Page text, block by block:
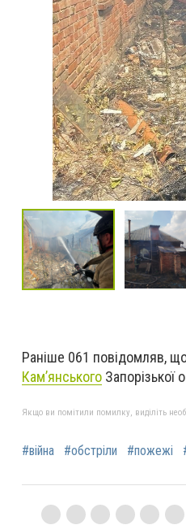
Раніше 061 повідомляв,
Кам’янського Запорізької
Якщо ви помітили помилку, виділіть
#війна #обстріли #пожежі